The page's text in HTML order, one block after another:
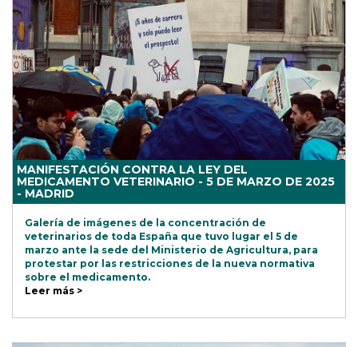
MANIFESTACIÓN CONTRA LA LEY DEL
MEDICAMENTO VETERINARIO - 5 DE MARZO DE 2025
- MADRID
Galería de imágenes de la concentración de
veterinarios de toda España que tuvo lugar el 5 de
marzo ante la sede del Ministerio de Agricultura, para
protestar por las restricciones de la nueva normativa
sobre el medicamento.
Leer más >